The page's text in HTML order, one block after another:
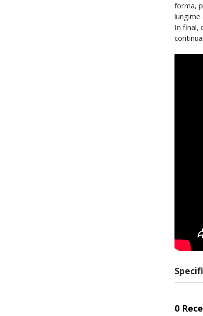
forma,
lungime
In final,
0